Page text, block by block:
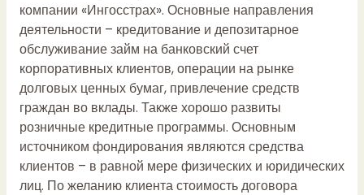
компании «Ингосстрах». Основные направления
деятельности – кредитование и депозитарное
обслуживаниезайм на банковский счет
корпоративных клиентов, операции на рынке
долговых ценных бумаг, привлечение средств
граждан во вклады. Также хорошо развиты
розничные кредитные программы. Основным
источником фондирования являются средства
клиентов – в равной мере физических и юридических
лиц. По желанию клиента стоимость договора